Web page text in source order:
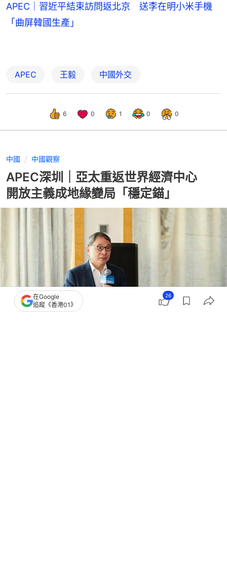
APEC｜習近平結束訪問返北京 送李在明小米手機
「曲屏韓國生產」
APEC 王毅 中國外交
6 0 1 0 0
中國 中國觀察
APEC深圳｜亞太重返世界經濟中心
開放主義成地緣變局「穩定錨」
在Google
追蹤《香港01》
26